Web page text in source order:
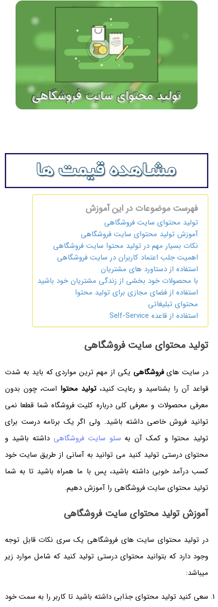
فهرست موضوعات در این آموزش
تولید محتوای سایت فروشگاهی
آموزش تولید محتوای سایت فروشگاهی
نکات بسیار مهم در تولید محتوا سایت فروشگاهی
اهمیت جلب اعتماد کاربران در سایت فروشگاهی
استفاده از دستاورد های مشتریان
با محصولات خود بخشی از زندگی مشتریان خود باشید
استفاده از فضای مجازی برای تولید محتوا
محتوای تبلیغاتی
استفاده از قاعده Self-Service
تولید محتوای سایت فروشگاهی
در سایت هایفروشگاهییکی از مهم ترین مواردی که باید به شدت
قواعد آن را بشناسید و رعایت کنید، تولید محتوااست، چون بدون
معرفی محصولات و معرفی کلی درباره کلیت فروشگاه شما قطعا نمی
توانید فروش خاصی داشته باشید. ولی اگر یک برنامه درست برای
تولید محتوا و کمک آن به سئو سایت فروشگاهیداشته باشید و
محتوای درستی تولید کنید می توانید به آسانی از طریق سایت خود
کسب درآمد خوبی داشته باشید، پس با ما همراه باشید تا به شما
تولید محتوای سایت فروشگاهی را آموزش دهیم.
آموزش تولید محتوای سایت فروشگاهی
در تولید محتوای سایت های فروشگاهی یک سری نکات قابل توجه
وجود دارد که بتوانید محتوای درستی تولید کنید که شامل موارد زیر
میباشد:
سعی کنید تولید محتوای جذابی داشته باشید تا کاربر را به سمت خود